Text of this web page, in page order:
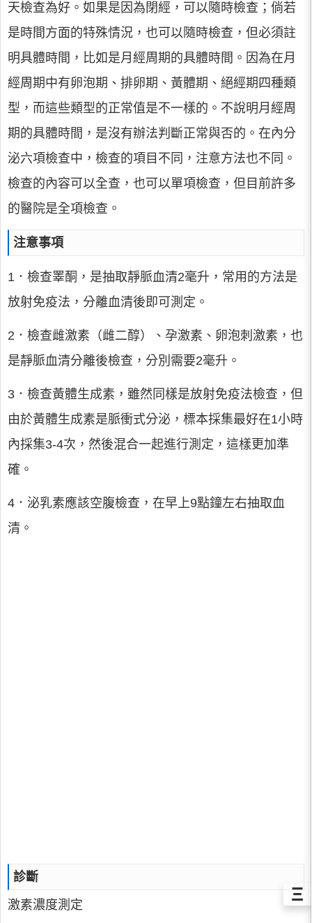
天檢查為好。如果是因為閉經，可以隨時檢查；倘若
是時間方面的特殊情況，也可以隨時檢查，但必須註
明具體時間，比如是月經周期的具體時間。因為在月
經周期中有卵泡期、排卵期、黃體期、絕經期四種類
型，而這些類型的正常值是不一樣的。不說明月經周
期的具體時間，是沒有辦法判斷正常與否的。在內分
泌六項檢查中，檢查的項目不同，注意方法也不同。
檢查的內容可以全查，也可以單項檢查，但目前許多
的醫院是全項檢查。
注意事項
1．檢查睪酮，是抽取靜脈血清2毫升，常用的方法是
放射免疫法，分離血清後即可測定。
2．檢查雌激素（雌二醇）、孕激素、卵泡刺激素，也
是靜脈血清分離後檢查，分別需要2毫升。
3．檢查黃體生成素，雖然同樣是放射免疫法檢查，但
由於黃體生成素是脈衝式分泌，標本採集最好在1小時
內採集3-4次，然後混合一起進行測定，這樣更加準
確。
4．泌乳素應該空腹檢查，在早上9點鐘左右抽取血
清。
診斷
激素濃度測定
Ξ